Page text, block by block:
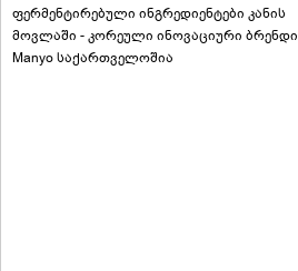
ფერმენტირებული ინგრედიენტები კანის
მოვლაში - კორეული ინოვაციური ბრენდი
Manyo საქართველოშია